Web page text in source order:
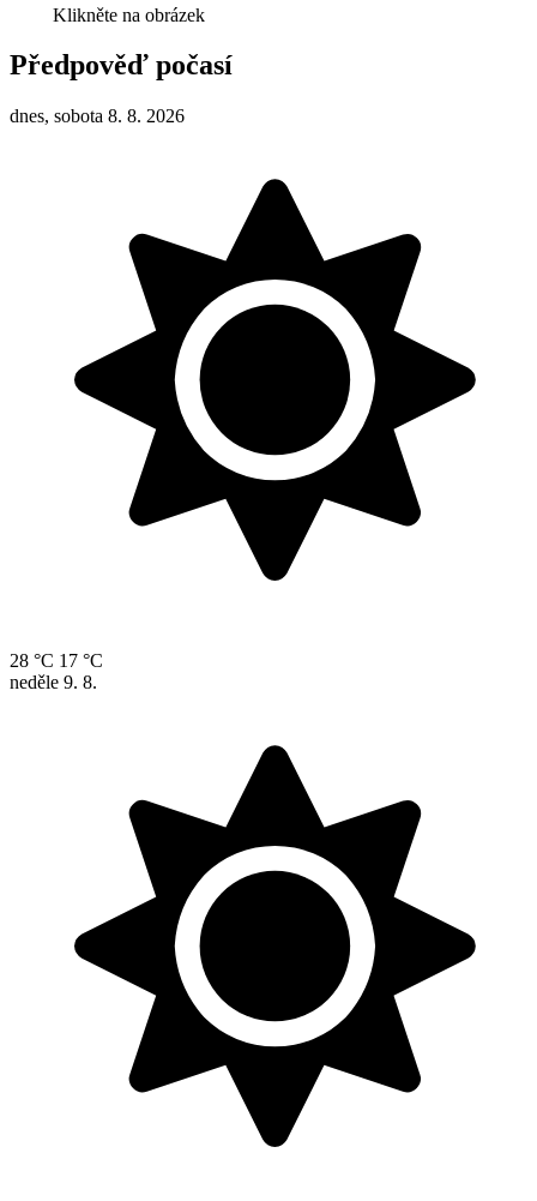
Klikněte na obrázek
Předpověď počasí
dnes, sobota 8. 8. 2026
28 °C 17 °C
neděle 9. 8.